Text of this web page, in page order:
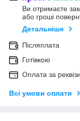
Ви отримаєте
або гроші
Детальніше
Післяплата
Готівкою
Оплата за
Всі умови оплати